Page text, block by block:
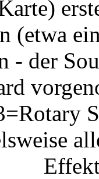
(etwa
- der